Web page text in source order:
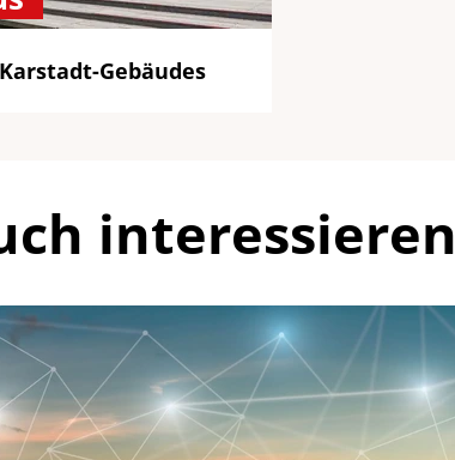
Gebäudes
interessieren